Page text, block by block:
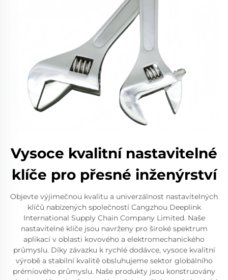
Vysoce kvalitní nastavitelné
klíče pro přesné inženýrství
Objevte výjimečnou kvalitu a univerzálnost nastavitelných
klíčů nabízených společností Cangzhou Deeplink
International Supply Chain Company Limited. Naše
nastavitelné klíče jsou navrženy pro široké spektrum
aplikací v oblasti kovového a elektromechanického
průmyslu. Díky závazku k rychlé dodávce, vysoce kvalitní
výrobě a stabilní kvalitě obsluhujeme sektor globálního
prémiového průmyslu. Naše produkty jsou konstruovány